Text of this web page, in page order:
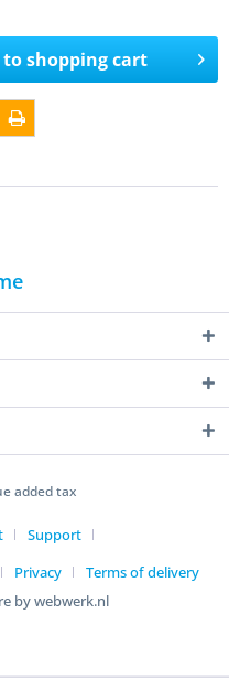
toshopping cart
added tax
Support
Privacy
Terms of delivery
by webwerk.nl